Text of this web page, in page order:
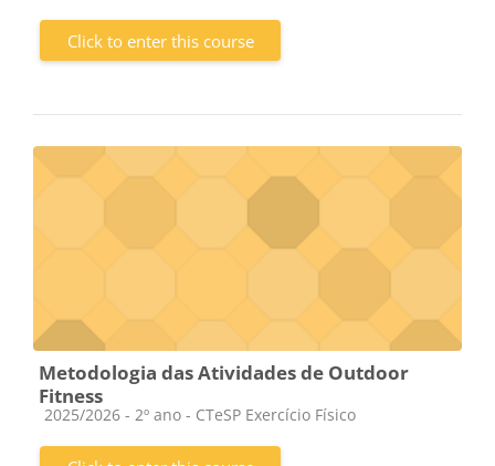
Click to enter this course
Metodologia das Atividades de Outdoor
Fitness
Course category
2025/2026 - 2º ano - CTeSP Exercício Físico